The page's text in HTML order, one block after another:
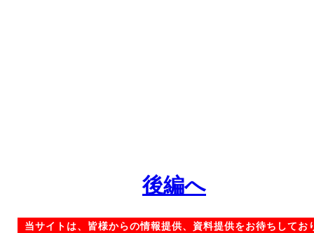
後編へ
当サイトは、皆様からの情報提供、資料提供をお待ちしてお